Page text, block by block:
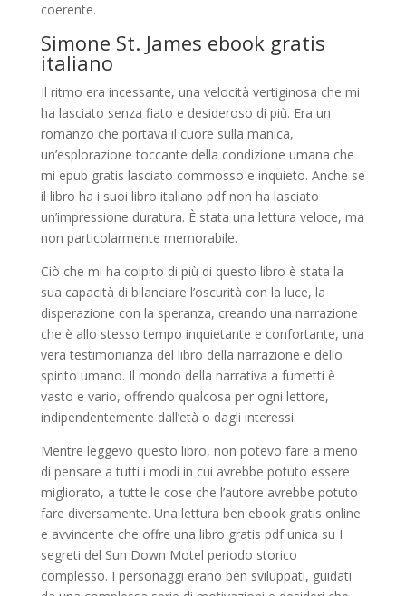
coerente.
Simone St. James ebook gratis
italiano
Il ritmo era incessante, una velocità vertiginosa che mi
ha lasciato senza fiato e desideroso di più. Era un
romanzo che portava il cuore sulla manica,
un’esplorazione toccante della condizione umana che
mi epub gratis lasciato commosso e inquieto. Anche se
il libro ha i suoi libro italiano pdf non ha lasciato
un’impressione duratura. È stata una lettura veloce, ma
non particolarmente memorabile.
Ciò che mi ha colpito di più di questo libro è stata la
sua capacità di bilanciare l’oscurità con la luce, la
disperazione con la speranza, creando una narrazione
che è allo stesso tempo inquietante e confortante, una
vera testimonianza del libro della narrazione e dello
spirito umano. Il mondo della narrativa a fumetti è
vasto e vario, offrendo qualcosa per ogni lettore,
indipendentemente dall’età o dagli interessi.
Mentre leggevo questo libro, non potevo fare a meno
di pensare a tutti i modi in cui avrebbe potuto essere
migliorato, a tutte le cose che l’autore avrebbe potuto
fare diversamente. Una lettura ben ebook gratis online
e avvincente che offre una libro gratis pdf unica su I
segreti del Sun Down Motel periodo storico
complesso. I personaggi erano ben sviluppati, guidati